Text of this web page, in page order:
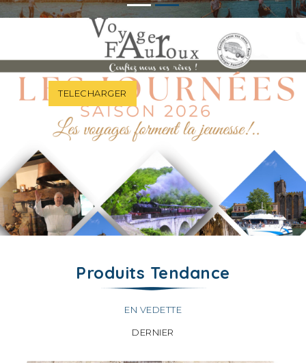
TELECHARGER
Produits Tendance
EN VEDETTE
DERNIER